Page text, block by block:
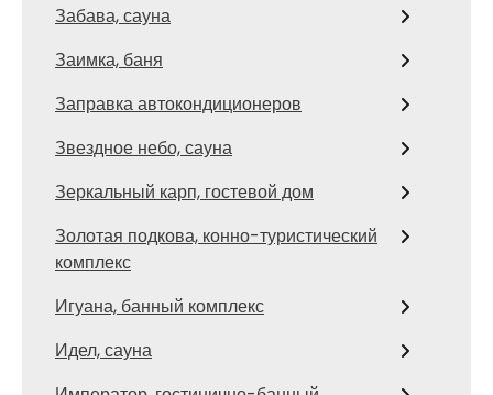
Забава, сауна
Заимка, баня
Заправка автокондиционеров
Звездное небо, сауна
Зеркальный карп, гостевой дом
Золотая подкова, конно-туристический
комплекс
Игуана, банный комплекс
Идел, сауна